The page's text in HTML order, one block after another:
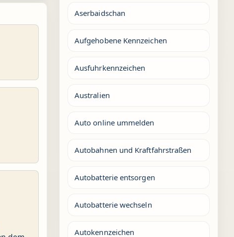
Aserbaidschan
Aufgehobene Kennzeichen
Ausfuhrkennzeichen
Australien
Auto online ummelden
Autobahnen und Kraftfahrstraßen
Autobatterie entsorgen
Autobatterie wechseln
Autokennzeichen